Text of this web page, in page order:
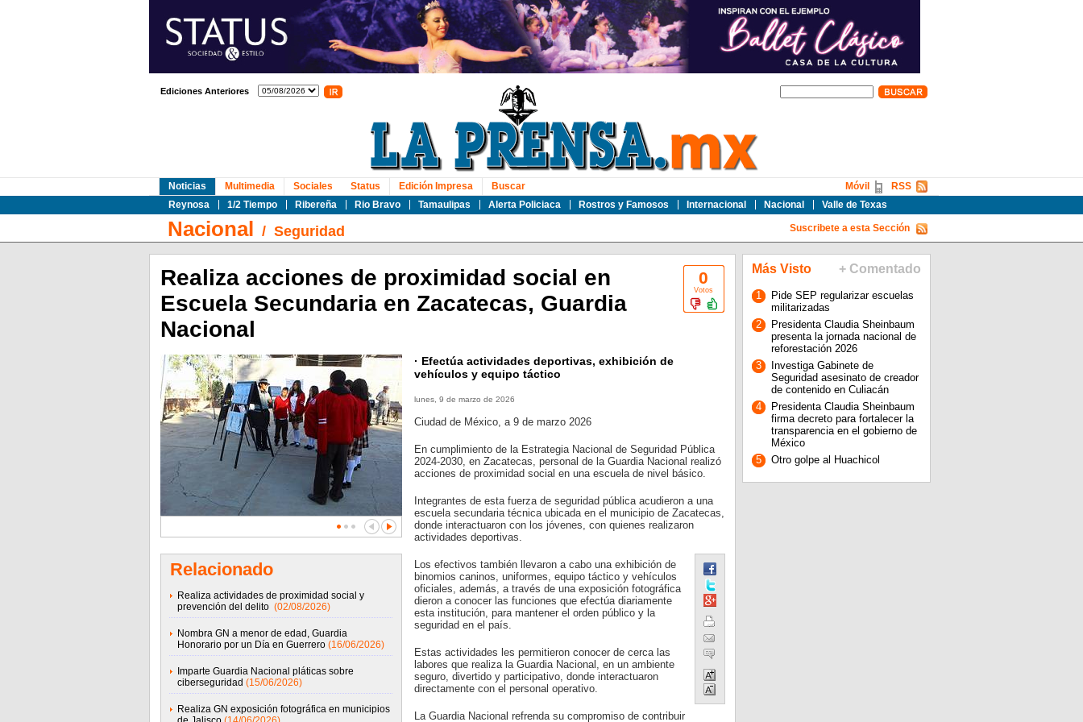
Ediciones Anteriores
Noticias
Reynosa
1/2 Tiempo Ribereña Rio Bravo Tamaulipas Alerta Policiaca Rostros y Famosos Internacional Nacional Valle de Texas
Multimedia Sociales Status Edición Impresa Buscar RSS
Móvil
Nacional / Seguridad Suscribete a esta Sección
0
Votos
Realiza acciones de proximidad social en
Escuela Secundaria en Zacatecas, Guardia
Nacional
Relacionado
Realiza actividades de proximidad social y
prevención del delito (02/08/2026)
Nombra GN a menor de edad, Guardia
Honorario por un Día en Guerrero (16/06/2026)
Imparte Guardia Nacional pláticas sobre
ciberseguridad (15/06/2026)
Realiza GN exposición fotográfica en municipios
· Efectúa actividades deportivas, exhibición de
vehículos y equipo táctico
lunes, 9 de marzo de 2026
Ciudad de México, a 9 de marzo 2026
En cumplimiento de la Estrategia Nacional de Seguridad Pública
2024-2030, en Zacatecas, personal de la Guardia Nacional realizó
acciones de proximidad social en una escuela de nivel básico.
Integrantes de esta fuerza de seguridad pública acudieron a una
escuela secundaria técnica ubicada en el municipio de Zacatecas,
donde interactuaron con los jóvenes, con quienes realizaron
actividades deportivas.
Los efectivos también llevaron a cabo una exhibición de
binomios caninos, uniformes, equipo táctico y vehículos
oficiales, además, a través de una exposición fotográfica
dieron a conocer las funciones que efectúa diariamente
esta institución, para mantener el orden público y la
seguridad en el país.
Estas actividades les permitieron conocer de cerca las
labores que realiza la Guardia Nacional, en un ambiente
seguro, divertido y participativo, donde interactuaron
directamente con el personal operativo.
La Guardia Nacional refrenda su compromiso de contribuir
Más Visto + Comentado
1
Pide SEP regularizar escuelas
militarizadas
2
Presidenta Claudia Sheinbaum
presenta la jornada nacional de
reforestación 2026
3
Investiga Gabinete de
Seguridad asesinato de creador
de contenido en Culiacán
4
Presidenta Claudia Sheinbaum
firma decreto para fortalecer la
transparencia en el gobierno de
México
5
Otro golpe al Huachicol